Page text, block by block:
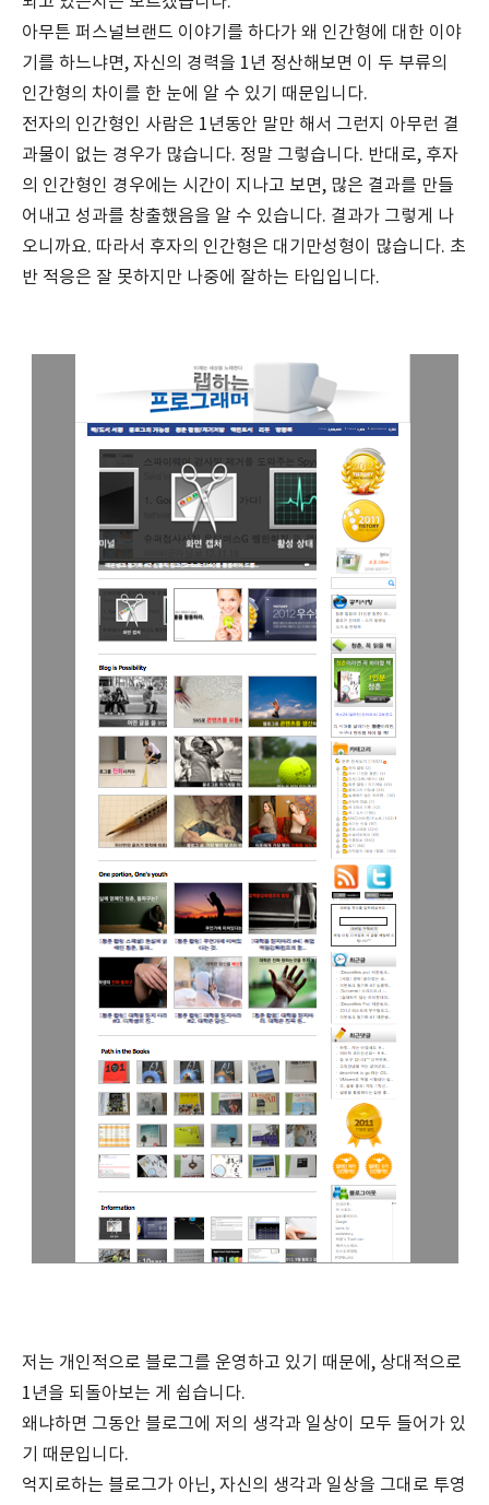
아무튼 퍼스널브랜드 이야기를 하다가 왜 인간형에 대한 이야
기를 하느냐면, 자신의 경력을 1년 정산해보면 이 두 부류의
인간형의 차이를 한 눈에 알 수 있기 때문입니다.
전자의 인간형인 사람은 1년동안 말만 해서 그런지 아무런 결
과물이 없는 경우가 많습니다. 정말 그렇습니다. 반대로, 후자
의 인간형인 경우에는 시간이 지나고 보면, 많은 결과를 만들
어내고 성과를 창출했음을 알 수 있습니다. 결과가 그렇게 나
오니까요. 따라서 후자의 인간형은 대기만성형이 많습니다. 초
반 적응은 잘 못하지만 나중에 잘하는 타입입니다.
저는 개인적으로 블로그를 운영하고 있기 때문에, 상대적으로
1년을 되돌아보는 게 쉽습니다.
왜냐하면 그동안 블로그에 저의 생각과 일상이 모두 들어가 있
기 때문입니다.
억지로하는 블로그가 아닌, 자신의 생각과 일상을 그대로 투영